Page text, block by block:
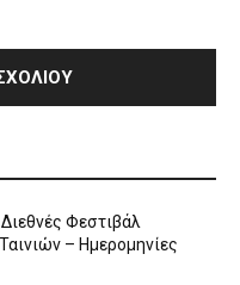
Φεστιβάλ
– Ημερομηνίες